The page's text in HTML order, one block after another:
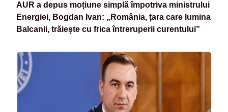
AUR a depus moțiune simplă împotriva ministrului
Energiei, Bogdan Ivan: „România, țara care lumina
Balcanii, trăiește cu frica întreruperii curentului”